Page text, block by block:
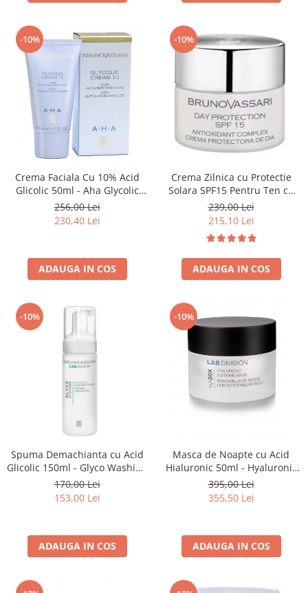
-10%
Crema Faciala Cu 10% Acid
Glicolic 50ml - Aha Glycolic
Cream 10% - Bruno Vassari
256,00 Lei
230,40 Lei
ADAUGA IN COS
-10%
Crema Zilnica cu Protectie
Solara SPF15 Pentru Ten cu
Probleme Pigmentare 50 ml -
White Day Protection Spf 15 -
Bruno Vassari
239,00 Lei
215,10 Lei
ADAUGA IN COS
-10%
Spuma Demachianta cu Acid
Glicolic 150ml - Glyco Washing
Foam - Bruno Vassari
170,00 Lei
153,00 Lei
ADAUGA IN COS
-10%
Masca de Noapte cu Acid
Hialuronic 50ml - Hyaluronic
Sleeping Mask - Bruno Vassari
395,00 Lei
355,50 Lei
ADAUGA IN COS